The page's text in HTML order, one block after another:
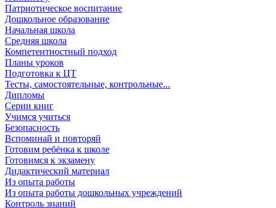
Патриотическое воспитание
Дошкольное образование
Начальная школа
Средняя школа
Компетентностный подход
Планы уроков
Подготовка к ЦТ
Тесты, самостоятельные, контрольные...
Дипломы
Серии книг
Учимся учиться
Безопасность
Вспоминай и повторяй
Готовим ребёнка к школе
Готовимся к экзамену
Дидактический материал
Из опыта работы
Из опыта работы дошкольных учреждений
Контроль знаний